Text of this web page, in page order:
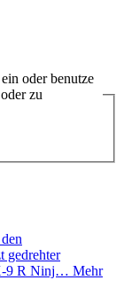
oder benutze
zu
gedrehter
9 R Ninj… Mehr